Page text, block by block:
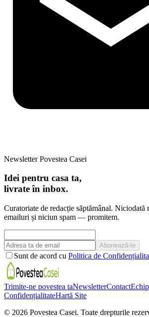
Newsletter Povestea Casei
Idei pentru casa ta,
livrate în inbox.
Curatoriate de redacție săptămânal. Niciodată
emailuri și niciun spam — promitem.
Abonează-te
Sunt de acord cu Politica de
Trimite-ne povestea taNewsletterContact
ConfidențialitateHartă Site
© 2026 Povestea Casei. Toate drepturile